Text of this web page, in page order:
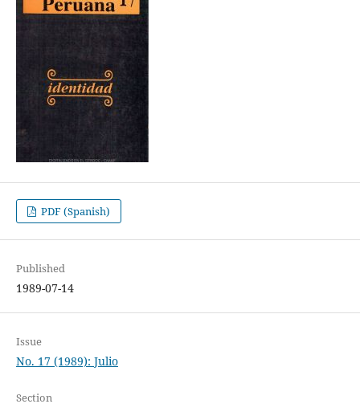
PDF (Spanish)
Published
1989-07-14
Issue
No. 17 (1989): Julio
Section